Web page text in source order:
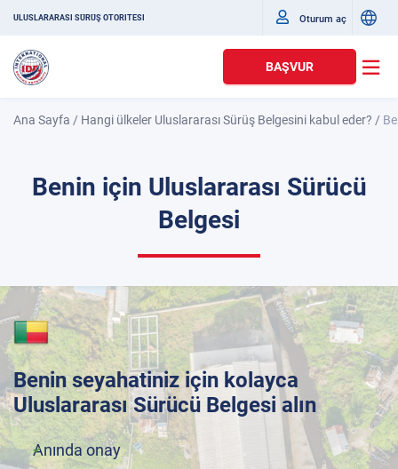
ULUSLARARASI SÜRÜŞ OTORITESI Oturum aç
BAŞVUR
Ana Sayfa / Hangi ülkeler Uluslararası Sürüş Belgesini kabul eder? /
Benin için Uluslararası Sürücü
Belgesi
Benin seyahatiniz için kolayca
Uluslararası Sürücü Belgesi alın
Anında onay